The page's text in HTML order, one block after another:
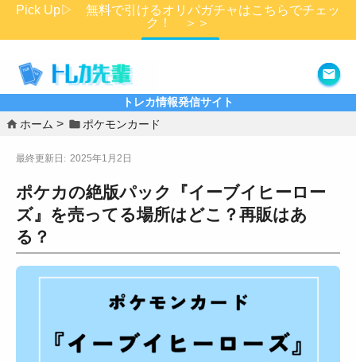
Pick Up▷ 無料で引けるオリパガチャはこちらでチェッ
ク！ ＞＞
トレカ情報発信サイト
ホーム ポケモンカード
2025年1月2日
ポケカの絶版パック『イーブイヒーロー
ズ』を売ってる場所はどこ？再販はあ
る？